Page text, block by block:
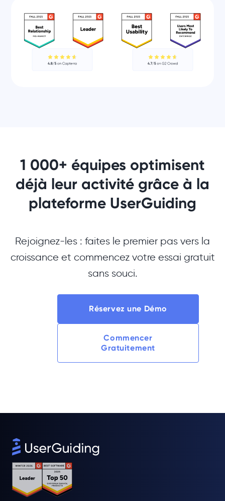
1 000+ équipes optimisent
déjà leur activité grâce à la
plateforme UserGuiding
Rejoignez-les : faites le premier pas vers la
croissance et commencez votre essai gratuit
sans souci.
Réservez une Démo
Commencer
Gratuitement